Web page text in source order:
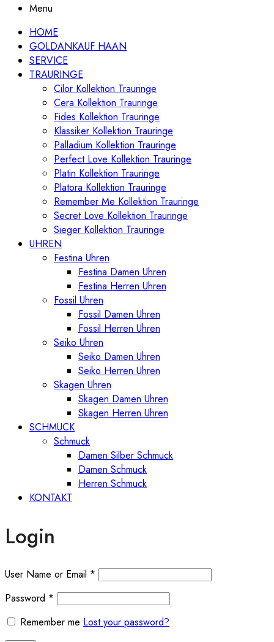
Menu
HOME
GOLDANKAUF HAAN
SERVICE
TRAURINGE
Cilor Kollektion Trauringe
Cera Kollektion Trauringe
Fides Kollektion Trauringe
Klassiker Kollektion Trauringe
Palladium Kollektion Trauringe
Perfect Love Kollektion Trauringe
Platin Kollektion Trauringe
Platora Kollektion Trauringe
Remember Me Kollektion Trauringe
Secret Love Kollektion Trauringe
Sieger Kollektion Trauringe
UHREN
Festina Uhren
Festina Damen Uhren
Festina Herren Uhren
Fossil Uhren
Fossil Damen Uhren
Fossil Herren Uhren
Seiko Uhren
Seiko Damen Uhren
Seiko Herren Uhren
Skagen Uhren
Skagen Damen Uhren
Skagen Herren Uhren
SCHMUCK
Schmuck
Damen Silber Schmuck
Damen Schmuck
Herren Schmuck
KONTAKT
Login
User Name or Email *
Password *
Remember me Lost your password?